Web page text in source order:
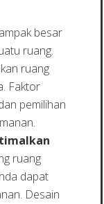
besar
ruang.
ruang
Faktor
pemilihan
ruang
dapat
Desain